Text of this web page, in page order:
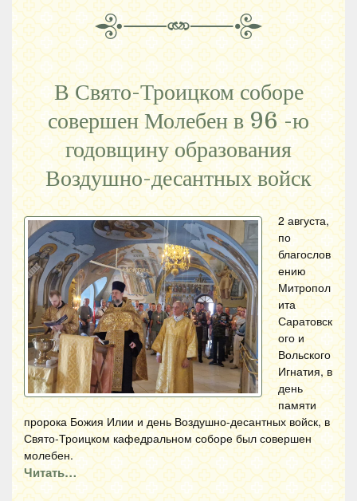
В Свято-Троицком соборе
совершен Молебен в 96 -ю
годовщину образования
Воздушно-десантных войск
2 августа,
по
благослов
ению
Митропол
ита
Саратовск
ого и
Вольского
Игнатия, в
день
памяти
пророка Божия Илии и день Воздушно-десантных войск, в
Свято-Троицком кафедральном соборе был совершен
молебен.
Читать…